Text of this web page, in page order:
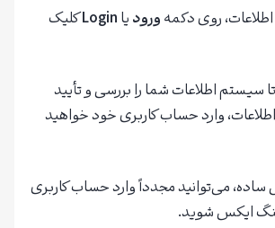
روی دکمهورودیاLoginکلیک
اطلاعات شما را بررسی و تأیید
وارد حساب کاربری خود خواهید
ساده، می‌توانید مجدداً وارد حساب کاربری
ایکس شوید.